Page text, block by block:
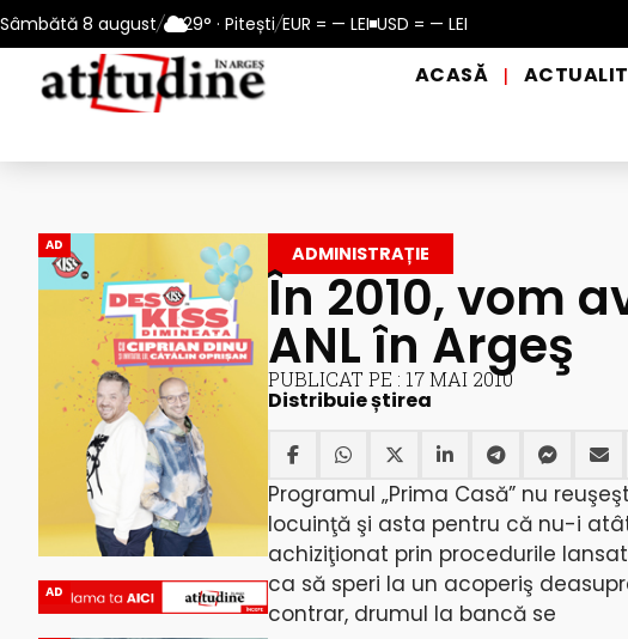
Sâmbătă 8 august/ 29° · Pitești/EUR = — LEI USD = — LEI
– 13 august 2026 Reamintire: puncte de prim ajutor și de
ACASĂ |
AD
AD
ADMINISTRAȚIE
În 2010, vom
ANL în Argeş
PUBLICAT PE : 17 MAI 2010
Distribuie știrea
Programul „Prima Casă” nu
locuinţă şi asta pentru că nu-i
achiziţionat prin procedurile
ca să speri la un acoperiş
contrar, drumul la bancă se